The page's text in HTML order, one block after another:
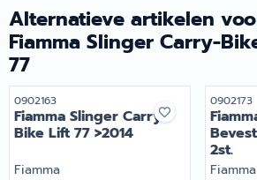
je mee.
Alternatieve artikelen
Fiamma Slinger Carry-
77
Artikelnummer
0902163
Fiamma Slinger Carry-
Bike Lift 77 >2014
Merk:
Fiamma
0902173
2st.
Merk:
Fiamma